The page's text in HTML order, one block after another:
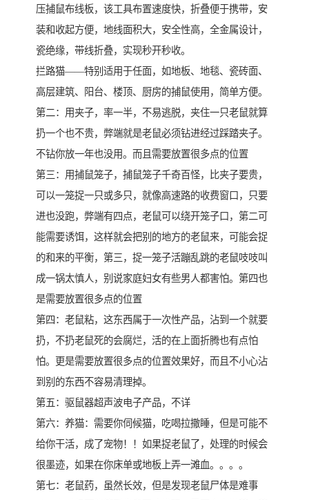
压捕鼠布线板，该工具布置速度快，折叠便于携带，安
装和收起方便，地线面积大，安全性高，全金属设计，
瓷绝缘，带线折叠，实现秒开秒收。
拦路猫——特别适用于任面，如地板、地毯、瓷砖面、
高层建筑、阳台、楼顶、厨房的捕鼠使用，简单方便。
第二：用夹子，率一半，不易逃脱，夹住一只老鼠就算
扔一个也不贵，弊端就是老鼠必须钻进经过踩踏夹子。
不钻你放一年也没用。而且需要放置很多点的位置
第三：用捕鼠笼子，捕鼠笼子千奇百怪，比夹子要贵，
可以一笼捉一只或多只，就像高速路的收费窗口，只要
进也没跑，弊端有四点，老鼠可以绕开笼子口，第二可
能需要诱饵，这样就会把别的地方的老鼠来，可能会捉
的和来的平衡，第三，捉一笼子活蹦乱跳的老鼠吱吱叫
成一锅太慎人，别说家庭妇女有些男人都害怕。第四也
是需要放置很多点的位置
第四：老鼠粘，这东西属于一次性产品，沾到一个就要
扔，不扔老鼠死的会腐烂，活的在上面折腾也有点怕
怕。更是需要放置很多点的位置效果好，而且不小心沾
到别的东西不容易清理掉。
第五：驱鼠器超声波电子产品，不详
第六：养猫：需要你伺候猫，吃喝拉撒睡，但是可能不
给你干活，成了宠物！！如果捉老鼠了，处理的时候会
很墨迹，如果在你床单或地板上弄一滩血。。。。
第七：老鼠药，虽然长效，但是发现老鼠尸体是难事